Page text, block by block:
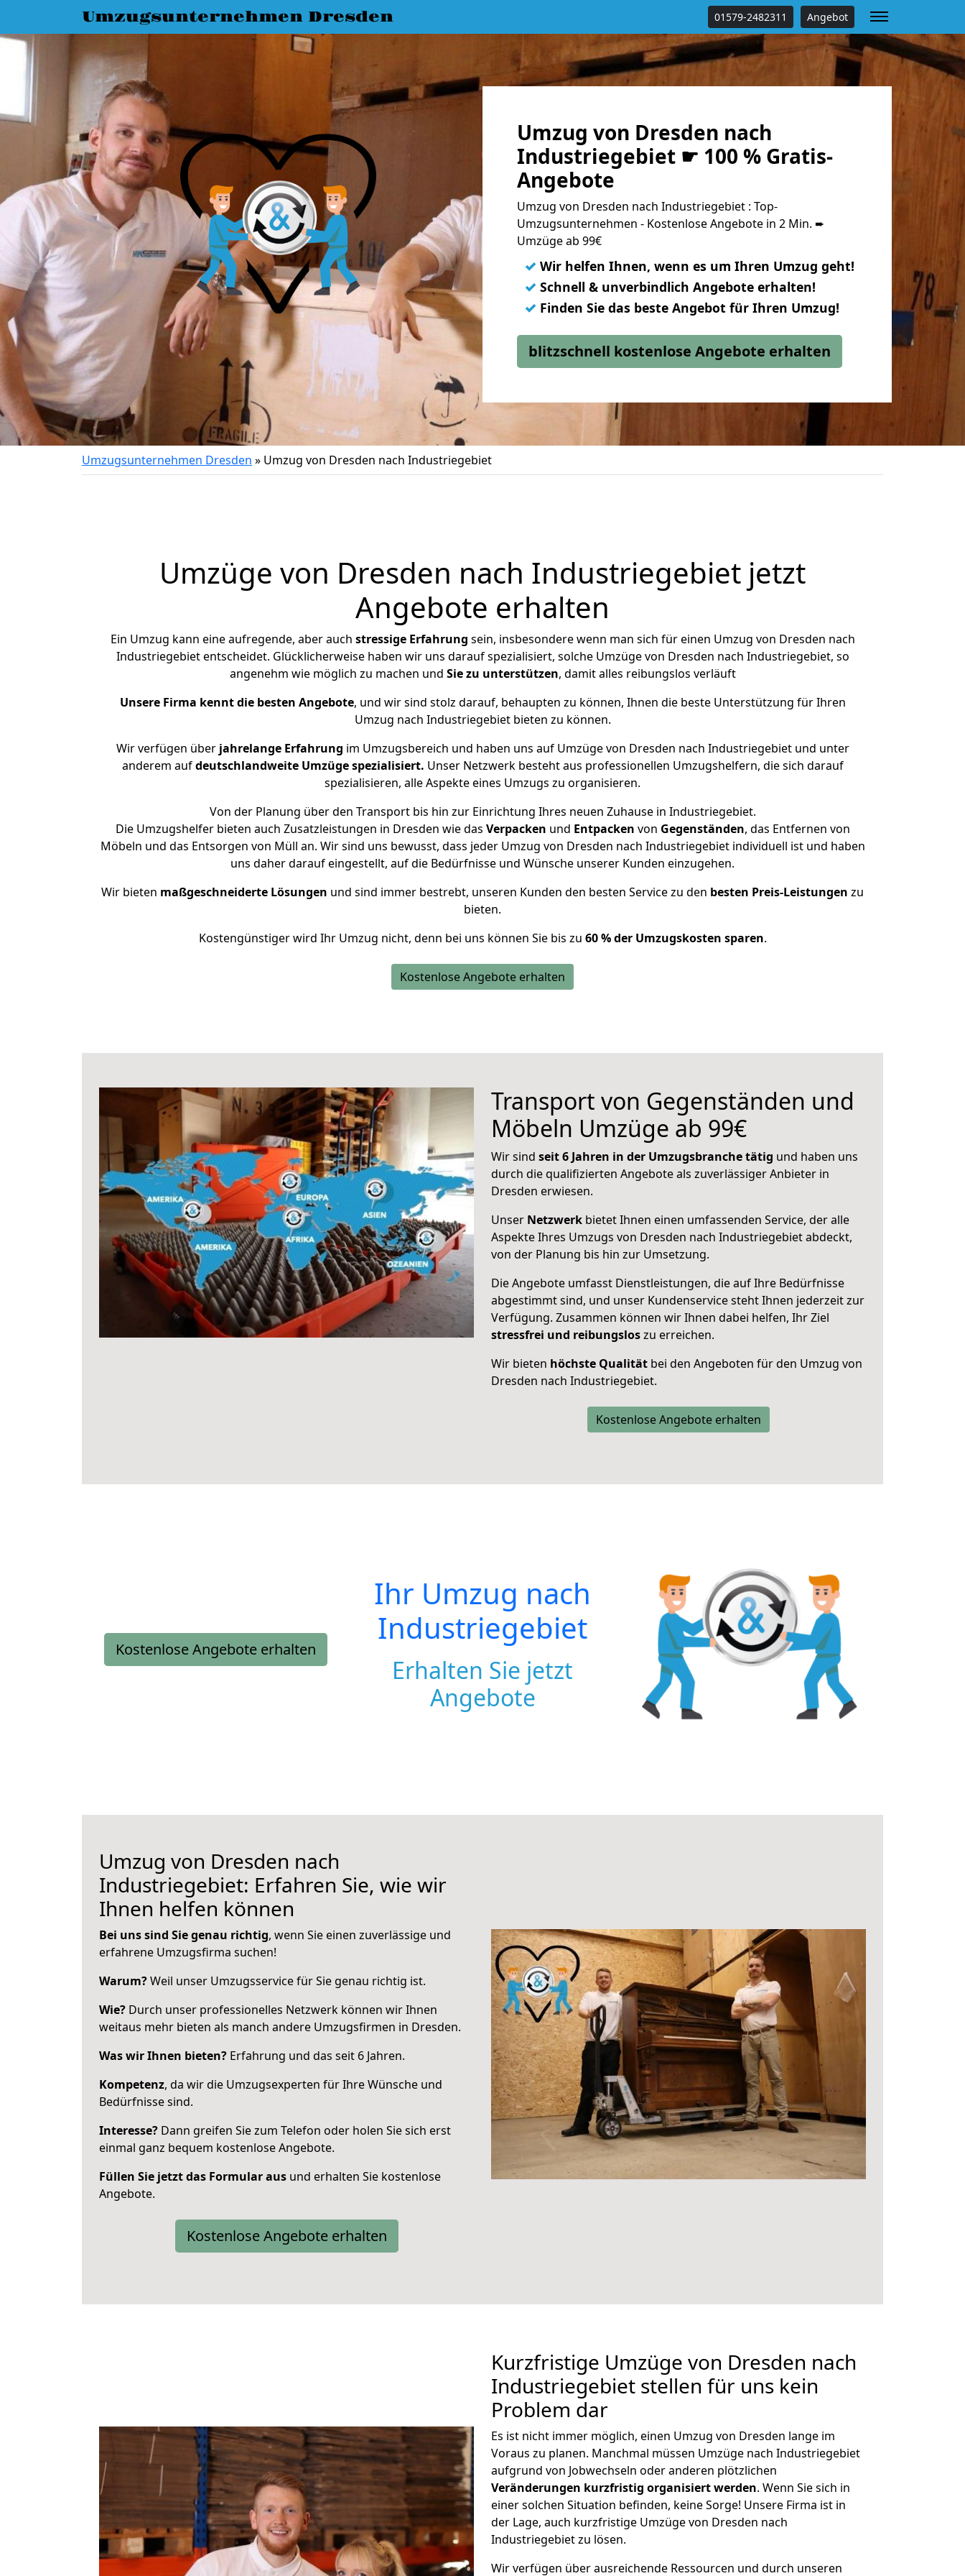
Umzugsunternehmen Dresden 01579-2482311 Angebot
Umzug von Dresden nach
Industriegebiet ☛ 100 % Gratis-
Angebote
Umzug von Dresden nach Industriegebiet : Top-
Umzugsunternehmen - Kostenlose Angebote in 2 Min. ➨
Umzüge ab 99€
✓ Wir helfen Ihnen, wenn es um Ihren Umzug geht!
✓ Schnell & unverbindlich Angebote erhalten!
✓ Finden Sie das beste Angebot für Ihren Umzug!
blitzschnell kostenlose Angebote erhalten
Umzugsunternehmen Dresden » Umzug von Dresden nach Industriegebiet
Umzüge von Dresden nach Industriegebiet jetzt
Angebote erhalten
Ein Umzug kann eine aufregende, aber auch stressige Erfahrung sein, insbesondere wenn man sich für einen Umzug von Dresden nach
Industriegebiet entscheidet. Glücklicherweise haben wir uns darauf spezialisiert, solche Umzüge von Dresden nach Industriegebiet, so
angenehm wie möglich zu machen und Sie zu unterstützen, damit alles reibungslos verläuft
Unsere Firma kennt die besten Angebote, und wir sind stolz darauf, behaupten zu können, Ihnen die beste Unterstützung für Ihren
Umzug nach Industriegebiet bieten zu können.
Wir verfügen überjahrelange Erfahrung im Umzugsbereich und haben uns auf Umzüge von Dresden nach Industriegebiet und unter
anderem aufdeutschlandweite Umzüge spezialisiert. Unser Netzwerk besteht aus professionellen Umzugshelfern, die sich darauf
spezialisieren, alle Aspekte eines Umzugs zu organisieren.
Von der Planung über den Transport bis hin zur Einrichtung Ihres neuen Zuhause in Industriegebiet.
Die Umzugshelfer bieten auch Zusatzleistungen in Dresden wie das Verpacken und Entpacken von Gegenständen, das Entfernen von
Möbeln und das Entsorgen von Müll an. Wir sind uns bewusst, dass jeder Umzug von Dresden nach Industriegebiet individuell ist und haben
uns daher darauf eingestellt, auf die Bedürfnisse und Wünsche unserer Kunden einzugehen.
Wir bieten maßgeschneiderte Lösungen und sind immer bestrebt, unseren Kunden den besten Service zu den besten Preis-Leistungen zu
bieten.
Kostengünstiger wird Ihr Umzug nicht, denn bei uns können Sie bis zu 60 % der Umzugskosten sparen.
Kostenlose Angebote erhalten
Transport von Gegenständen und
Möbeln Umzüge ab 99€
Wir sind seit 6 Jahren in der Umzugsbranche tätig und haben uns
durch die qualifizierten Angebote als zuverlässiger Anbieter in
Dresden erwiesen.
Unser Netzwerk bietet Ihnen einen umfassenden Service, der alle
Aspekte Ihres Umzugs von Dresden nach Industriegebiet abdeckt,
von der Planung bis hin zur Umsetzung.
Die Angebote umfasst Dienstleistungen, die auf Ihre Bedürfnisse
abgestimmt sind, und unser Kundenservice steht Ihnen jederzeit zur
Verfügung. Zusammen können wir Ihnen dabei helfen, Ihr Ziel
stressfrei und reibungsloszu erreichen.
Wir bieten höchste Qualität bei den Angeboten für den Umzug von
Dresden nach Industriegebiet.
Kostenlose Angebote erhalten
Kostenlose Angebote erhalten
Ihr Umzug nach
Industriegebiet
Erhalten Sie jetzt
Angebote
Umzug von Dresden nach
Industriegebiet: Erfahren Sie, wie wir
Ihnen helfen können
Bei uns sind Sie genau richtig, wenn Sie einen zuverlässige und
erfahrene Umzugsfirma suchen!
Warum?Weil unser Umzugsservice für Sie genau richtig ist.
Wie? Durch unser professionelles Netzwerk können wir Ihnen
weitaus mehr bieten als manch andere Umzugsfirmen in Dresden.
Was wir Ihnen bieten? Erfahrung und das seit 6 Jahren.
Kompetenz, da wir die Umzugsexperten für Ihre Wünsche und
Bedürfnisse sind.
Interesse? Dann greifen Sie zum Telefon oder holen Sie sich erst
einmal ganz bequem kostenlose Angebote.
Füllen Sie jetzt das Formular aus und erhalten Sie kostenlose
Angebote.
Kostenlose Angebote erhalten
Kurzfristige Umzüge von Dresden nach
Industriegebiet stellen für uns kein
Problem dar
Es ist nicht immer möglich, einen Umzug von Dresden lange im
Voraus zu planen. Manchmal müssen Umzüge nach Industriegebiet
aufgrund von Jobwechseln oder anderen plötzlichen
Veränderungen kurzfristig organisiert werden. Wenn Sie sich in
einer solchen Situation befinden, keine Sorge! Unsere Firma ist in
der Lage, auch kurzfristige Umzüge von Dresden nach
Industriegebiet zu lösen.
Wir verfügen über ausreichende Ressourcen und durch unseren